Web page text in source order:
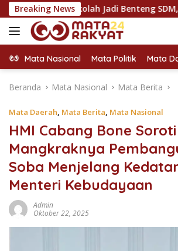
Langsung
ke
konten
Breaking News
Jadi Benteng SDM, Integrasi Gizi dan
Mata Nasional Mata Politik Mata
Beranda Mata Nasional Mata Berita
Mata Daerah, Mata Berita, Mata Nasional
HMI Cabang Bone Soroti
Mangkraknya
Soba Menjelang
Menteri Kebudayaan
Admin
Oktober 22, 2025